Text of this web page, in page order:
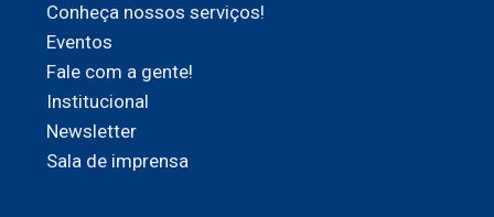
Conheça nossos serviços!
Eventos
Fale com a gente!
Institucional
Newsletter
Sala de imprensa